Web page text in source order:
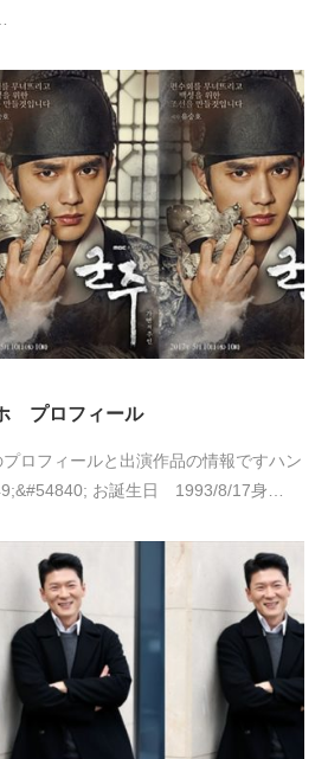
プロフィール
ロフィールと出演作品の情報ですハン
お誕生日 1993/8/17身…